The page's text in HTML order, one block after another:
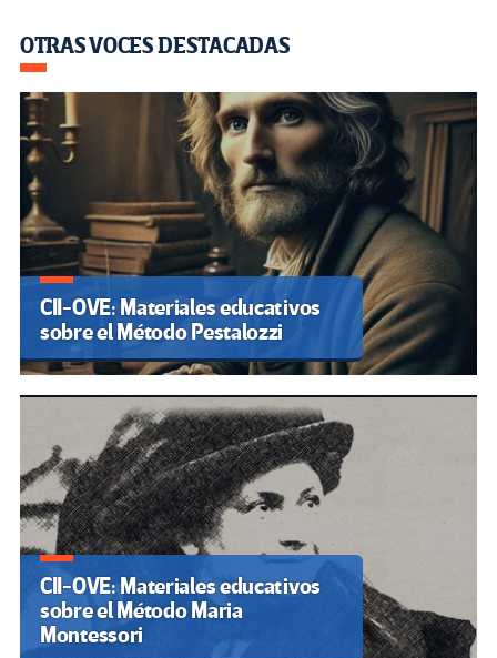
OTRAS VOCES DESTACADAS
CII-OVE: Materiales educativos
sobre el Método Pestalozzi
CII-OVE: Materiales educativos
sobre el Método Maria
Montessori